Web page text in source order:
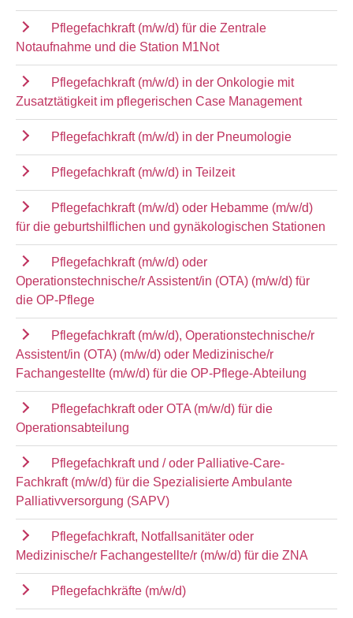
Pflegefachkraft (m/w/d) für die Zentrale
Notaufnahme und die Station M1Not
Pflegefachkraft (m/w/d) in der Onkologie mit
Zusatztätigkeit im pflegerischen Case Management
Pflegefachkraft (m/w/d) in der Pneumologie
Pflegefachkraft (m/w/d) in Teilzeit
Pflegefachkraft (m/w/d) oder Hebamme (m/w/d)
für die geburtshilflichen und gynäkologischen Stationen
Pflegefachkraft (m/w/d) oder
Operationstechnische/r Assistent/in (OTA) (m/w/d) für
die OP-Pflege
Pflegefachkraft (m/w/d), Operationstechnische/r
Assistent/in (OTA) (m/w/d) oder Medizinische/r
Fachangestellte (m/w/d) für die OP-Pflege-Abteilung
Pflegefachkraft oder OTA (m/w/d) für die
Operationsabteilung
Pflegefachkraft und / oder Palliative-Care-
Fachkraft (m/w/d) für die Spezialisierte Ambulante
Palliativversorgung (SAPV)
Pflegefachkraft, Notfallsanitäter oder
Medizinische/r Fachangestellte/r (m/w/d) für die ZNA
Pflegefachkräfte (m/w/d)